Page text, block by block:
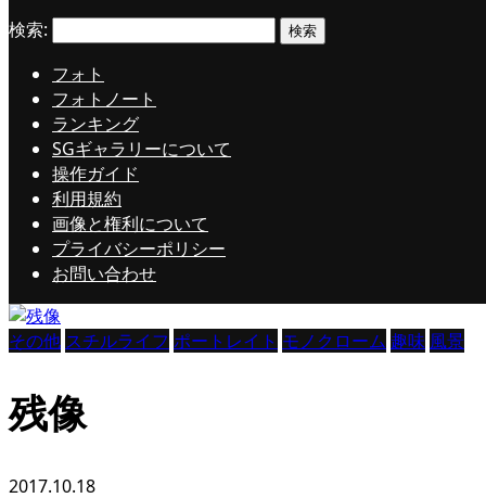
フォト
フォトノート
ランキング
SGギャラリーについて
操作ガイド
利用規約
画像と権利について
プライバシーポリシー
お問い合わせ
検索:
その他 スチルライフ ポートレイト モノクローム 趣味 風景
残像
2017.10.18